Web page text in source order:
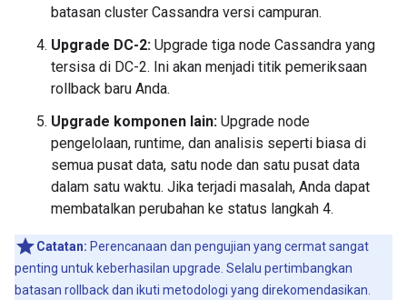
batasan cluster Cassandra versi campuran.
Upgrade DC-2: Upgrade tiga node Cassandra yang
tersisa di DC-2. Ini akan menjadi titik pemeriksaan
rollback baru Anda.
Upgrade komponen lain: Upgrade node
pengelolaan, runtime, dan analisis seperti biasa di
semua pusat data, satu node dan satu pusat data
dalam satu waktu. Jika terjadi masalah, Anda dapat
membatalkan perubahan ke status langkah 4.
Catatan: Perencanaan dan pengujian yang cermat sangat
penting untuk keberhasilan upgrade. Selalu pertimbangkan
batasan rollback dan ikuti metodologi yang direkomendasikan.